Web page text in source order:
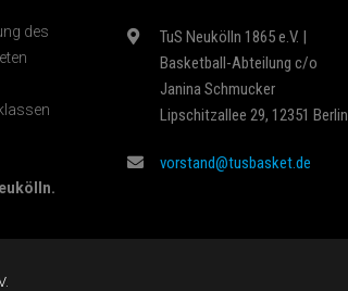
des
TuS Neukölln 1865 e.V. |
Basketball-Abteilung c/o
Janina Schmucker
Lipschitzallee 29, 12351 Berlin
vorstand@tusbasket.de